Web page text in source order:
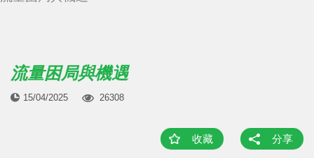
流量困局與機遇
15/04/2025 26308
收藏 分享